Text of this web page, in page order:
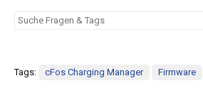
Tags: cFos Charging Manager Firmware